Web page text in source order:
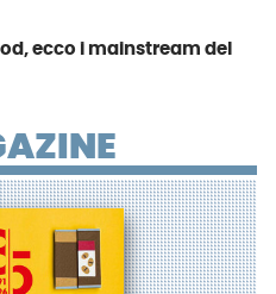
ecco i mainstream del